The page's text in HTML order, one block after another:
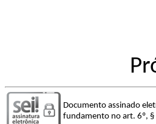
Documento assinado
fundamento no art. 6º, §